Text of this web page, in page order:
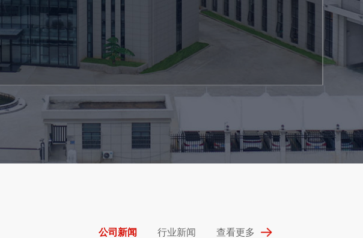
公司新闻 行业新闻 查看更多